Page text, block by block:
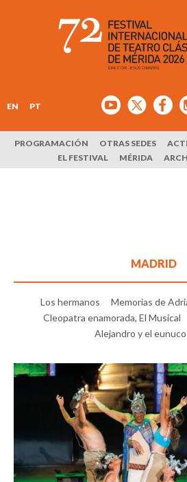
EN PT
PROGRAMACIÓN OTRAS SEDES
EL FESTIVAL
MÉRIDA
MADRID
Los hermanos Memorias de
Cleopatra enamorada, El Musical
Alejandro y el